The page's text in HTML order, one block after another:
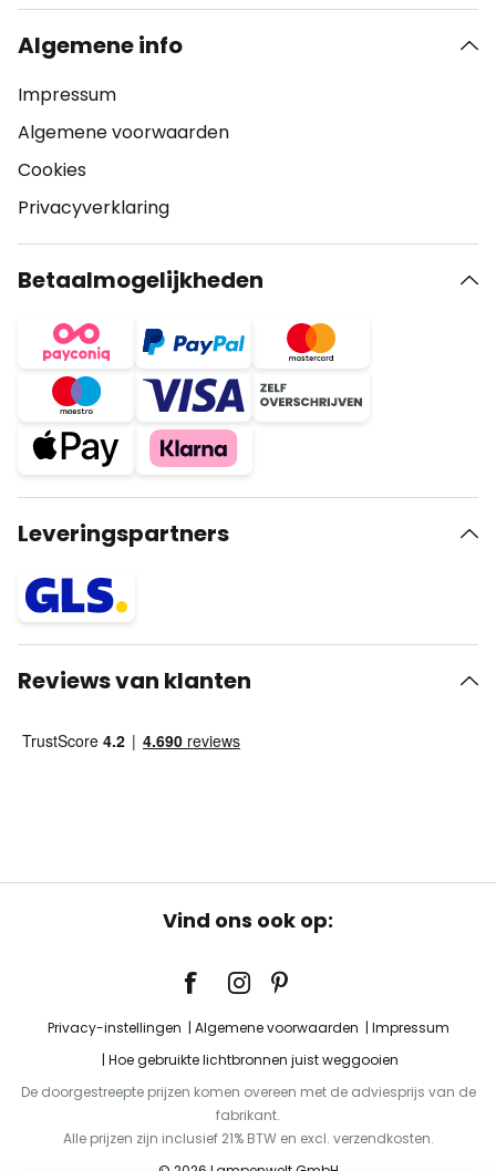
Algemene info
Impressum
Algemene voorwaarden
Cookies
Privacyverklaring
Betaalmogelijkheden
Leveringspartners
Reviews van klanten
Vind ons ook op:
Privacy-instellingen Algemene voorwaarden
Impressum
Hoe gebruikte lichtbronnen juist weggooien
De doorgestreepte prijzen komen overeen met de adviesprijs van de
fabrikant.
Alle prijzen zijn inclusief 21% BTW en excl. verzendkosten.